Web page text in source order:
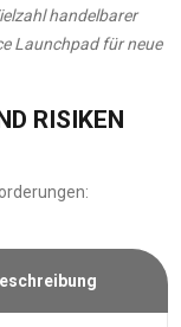
handelbarer
Launchpad für neue
RISIKEN